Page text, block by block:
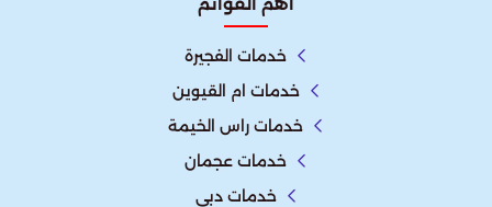
خدمات الفجيرة
خدمات ام القيوين
خدمات راس الخيمة
خدمات عجمان
خدمات دبي